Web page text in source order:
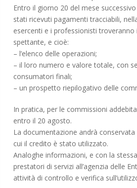
Entro il giorno 20 del mese
stati ricevuti pagamenti tracciabili,
esercenti e i professionisti
spettante, e cioè:
– l’elenco delle operazioni;
– il loro numero e valore totale, con
consumatori finali;
– un prospetto riepilogativo delle
In pratica, per le commissioni
entro il 20 agosto.
La documentazione andrà
cui il credito è stato utilizzato.
Analoghe informazioni, e con la
prestatori di servizi all’agenzia delle
attività di controllo e verifica